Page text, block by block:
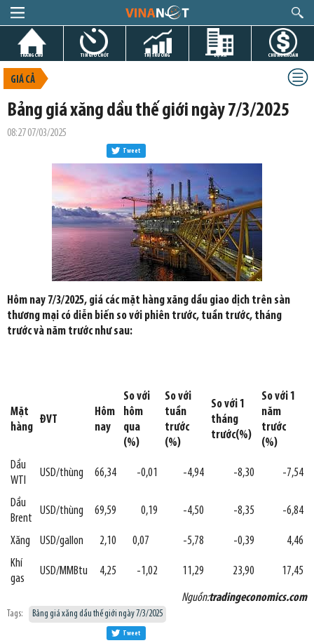
TRANG CHỦ TIN GIỜ CHÓT THỊ TRƯỜNG DỰ ÁN CHỨNG KHOÁN
GIÁ CẢ
Bảng giá xăng dầu thế giới ngày 7/3/2025
08:27 07/03/2025
Tweet
Hôm nay 7/3/2025, giá các mặt hàng xăng dầu giao dịch trên sàn
thương mại có diễn biến so với phiên trước, tuần trước, tháng
trước và năm trước như sau:
Mặt
hàng
ĐVT
Hôm
nay
So với
hôm
qua
(%)
So với
tuần
trước
(%)
So với 1
tháng
trước(%)
So với 1
năm
trước
(%)
Dầu
WTI
USD/thùng 66,34 -0,01 -4,94 -8,30 -7,54
Dầu
Brent
USD/thùng 69,59 0,19 -4,50 -8,35 -6,84
Xăng USD/gallon 2,10 0,07 -5,78 -0,39
4,46
Khí
gas
USD/MMBtu 4,25 -1,02 11,29 23,90 17,45
Nguồn:tradingeconomics.com
Tags: Bảng giá xăng dầu thế giới ngày 7/3/2025
Tweet